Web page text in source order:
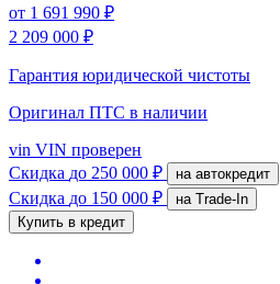
от 1 691 990 ₽
2 209 000 ₽
Гарантия юридической чистоты
Оригинал ПТС в наличии
vin VIN проверен
Скидка до 250 000 ₽ на автокредит
Скидка до 150 000 ₽
на Trade-In
Купить в кредит